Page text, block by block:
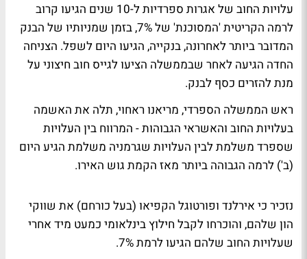
עלויות החוב של אגרות ספרדיות ל-10 שנים הגיעו קרוב
לרמה הקריטית 'המסוכנת' של 7%, בזמן שמניותיו של הבנק
המדובר ביותר לאחרונה, בנקייה, הגיעו היום לשפל. הצניחה
החדה הגיעה לאחר שבממשלה הציעו לגייס חוב חיצוני על
מנת להזרים כסף לבנק.
ראש הממשלה הספרדי, מריאנו ראחוי, תלה את האשמה
בעלויות החוב והאשראי הגבוהות - המרווח בין העלויות
שספרד משלמת לבין העלויות שגרמניה משלמת הגיע היום
(ב') לרמה הגבוהה ביותר מאז הקמת גוש האירו.
נזכיר כי אירלנד ופורטוגל הקפיאו (בעל כורחם) את שווקי
הון שלהם, והוכרחו לקבל חילוץ בינלאומי כמעט מיד אחרי
שעלויות החוב שלהם הגיעו לרמת 7%.